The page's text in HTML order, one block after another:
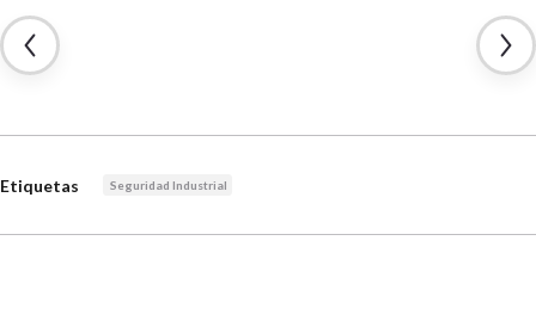
Etiquetas Seguridad Industrial